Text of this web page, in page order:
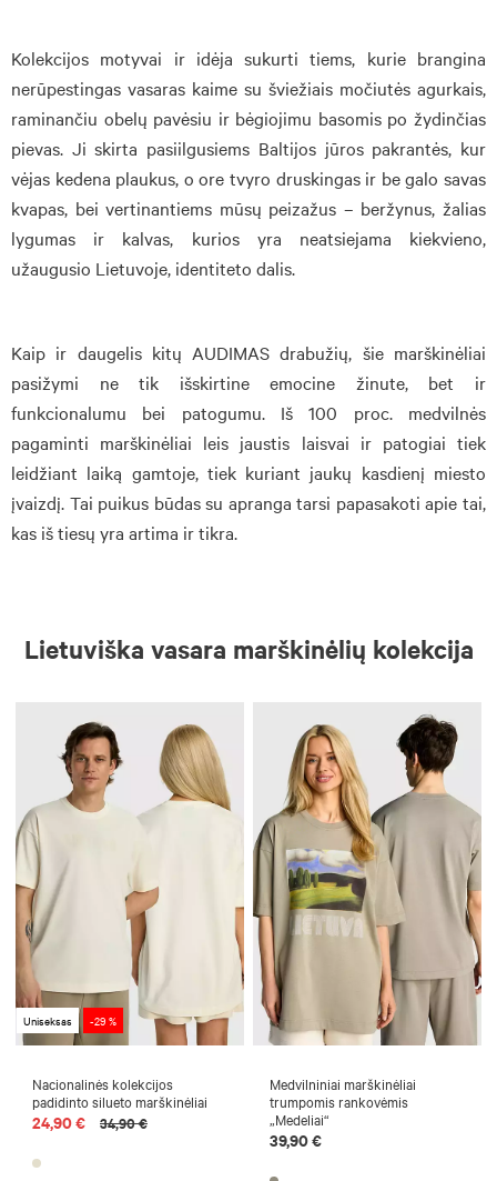
Kolekcijos motyvai ir idėja sukurti tiems, kurie brangina
nerūpestingas vasaras kaime su šviežiais močiutės agurkais,
raminančiu obelų pavėsiu ir bėgiojimu basomis po žydinčias
pievas. Ji skirta pasiilgusiems Baltijos jūros pakrantės, kur
vėjas kedena plaukus, o ore tvyro druskingas ir be galo savas
kvapas, bei vertinantiems mūsų peizažus – beržynus, žalias
lygumas ir kalvas, kurios yra neatsiejama kiekvieno,
užaugusio Lietuvoje, identiteto dalis.
Kaip ir daugelis kitų AUDIMAS drabužių, šie marškinėliai
pasižymi ne tik išskirtine emocine žinute, bet ir
funkcionalumu bei patogumu. Iš 100 proc. medvilnės
pagaminti marškinėliai leis jaustis laisvai ir patogiai tiek
leidžiant laiką gamtoje, tiek kuriant jaukų kasdienį miesto
įvaizdį. Tai puikus būdas su apranga tarsi papasakoti apie tai,
kas iš tiesų yra artima ir tikra.
Lietuviška vasara marškinėlių kolekcija
Uniseksas -29 %
Nacionalinės kolekcijos
padidinto silueto marškinėliai
24,90 € 34,90 €
Medvilniniai marškinėliai
trumpomis rankovėmis
„Medeliai“
39,90 €